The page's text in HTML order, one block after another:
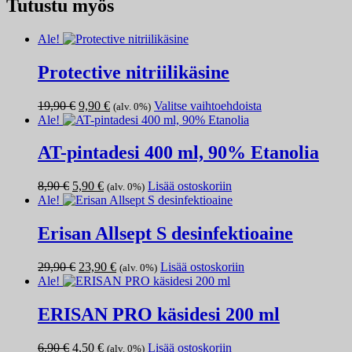
Tutustu myös
Ale!
Protective nitriilikäsine
19,90€ Alkuperäinen
hinta
19,90 €.
9,90 €Nykyinen
hinta
9,90 €.
(alv. 0%) Valitse vaihtoehdoista
useampi
muunnelma.
sivulla.
Ale!
AT-pintadesi 400 ml, 90% Etanolia
8,90€ Alkuperäinen
hinta
8,90 €.
5,90 €Nykyinen
hinta
5,90 €.
(alv. 0%) Lisää ostoskoriin
Ale!
Erisan Allsept S desinfektioaine
29,90€ Alkuperäinen
hinta
29,90 €.
23,90 €Nykyinen
hinta
23,90 €.
(alv. 0%) Lisää ostoskoriin
Ale!
ERISAN PRO käsidesi 200 ml
6,90€ Alkuperäinen
4,50 €Nykyinen
(alv. 0%) Lisää ostoskoriin